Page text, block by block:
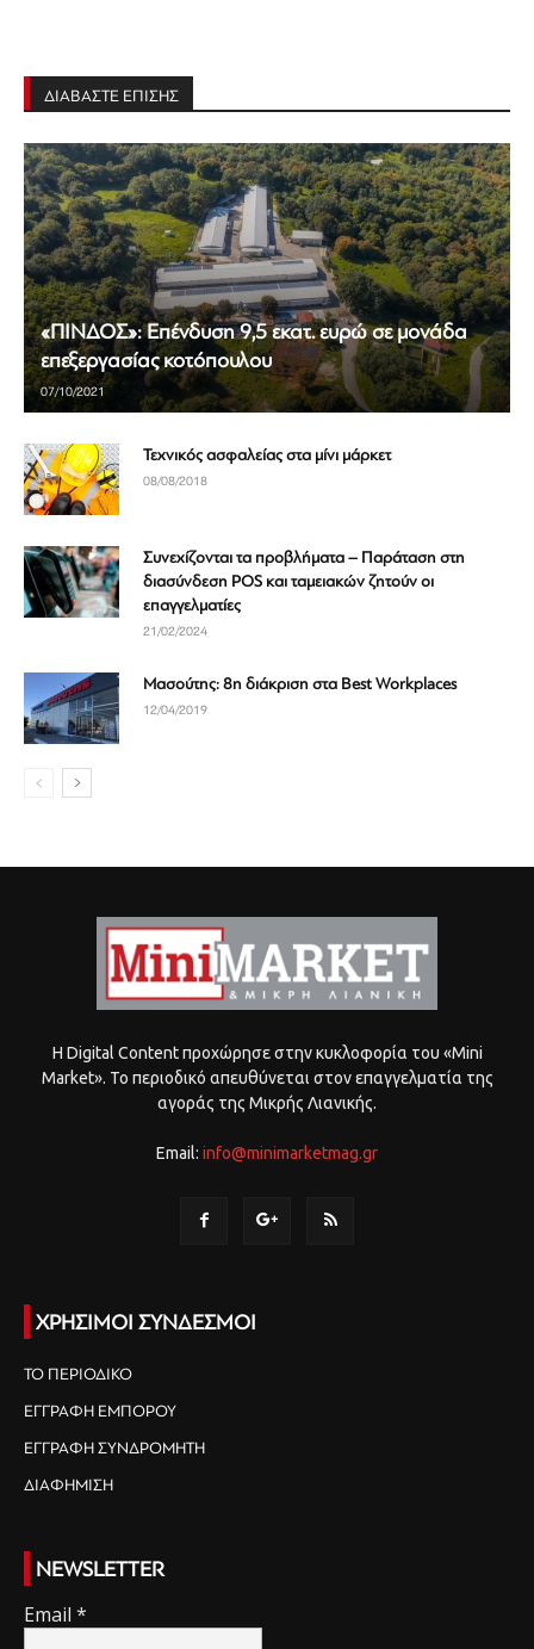
ΔΙΑΒΑΣΤΕ ΕΠΙΣΗΣ
«ΠΙΝΔΟΣ»: Επένδυση 9,5 εκατ. ευρώ σε μονάδα
επεξεργασίας κοτόπουλου
07/10/2021
Τεχνικός ασφαλείας στα μίνι μάρκετ
08/08/2018
Συνεχίζονται τα προβλήματα – Παράταση στη
διασύνδεση POS και ταμειακών ζητούν οι
επαγγελματίες
21/02/2024
Μασούτης: 8η διάκριση στα Best Workplaces
12/04/2019
Η Digital Content προχώρησε στην κυκλοφορία του «Mini
Market». Το περιοδικό απευθύνεται στον επαγγελματία της
αγοράς της Μικρής Λιανικής.
Email: info@minimarketmag.gr
ΧΡΗΣΙΜΟΙ ΣΥΝΔΕΣΜΟΙ
ΤΟ ΠΕΡΙΟΔΙΚΟ
ΕΓΓΡΑΦΗ ΕΜΠΟΡΟΥ
ΕΓΓΡΑΦΗ ΣΥΝΔΡΟΜΗΤΗ
ΔΙΑΦΗΜΙΣΗ
NEWSLETTER
Email *